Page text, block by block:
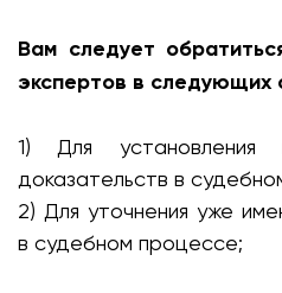
Вам следует
экспертов в следующих
1) Для установления
доказательств в
2) Для уточнения уже
в судебном процессе;